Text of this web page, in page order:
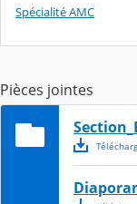
Spécialité AMC
Pièces jointes